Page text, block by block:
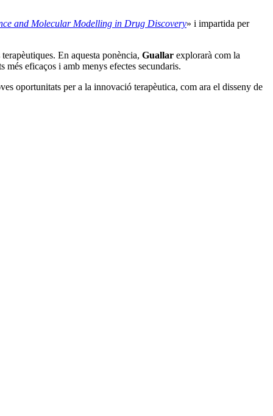
and Molecular Modelling in Drug Discovery» i impartida per
En aquesta ponència, Guallar explorarà com la
eficaços i amb menys efectes secundaris.
oportunitats per a la innovació terapèutica, com ara el disseny de